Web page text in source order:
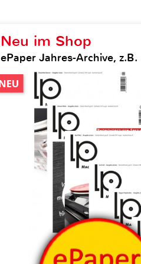
Neu im Shop
ePaper Jahres-Archive, z.B.